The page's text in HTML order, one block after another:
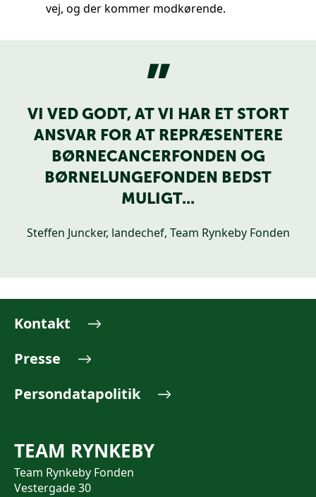
vej, og der kommer modkørende.
VI VED GODT, AT VI HAR ET STORT
ANSVAR FOR AT REPRÆSENTERE
BØRNECANCERFONDEN OG
BØRNELUNGEFONDEN BEDST
MULIGT...
Steffen Juncker, landechef, Team Rynkeby Fonden
Kontakt
Presse
Persondatapolitik
TEAM RYNKEBY
Team Rynkeby Fonden
Vestergade 30